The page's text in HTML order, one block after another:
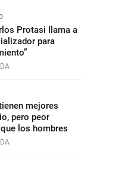
Protasi llama a
para
mejores
pero peor
los hombres